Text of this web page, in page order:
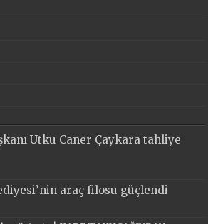
Utku Caner Çaykara tahliye
araç filosu güçlendi